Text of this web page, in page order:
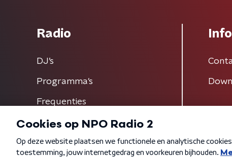
Radio
DJ’s
Programma's
Frequenties
Info